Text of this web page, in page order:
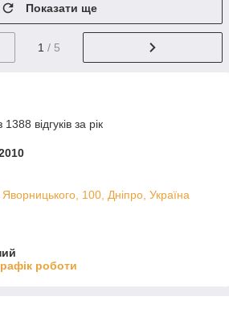
Показати ще
1 / 5
відгуків за рік
100, Дніпро, Україна
роботи